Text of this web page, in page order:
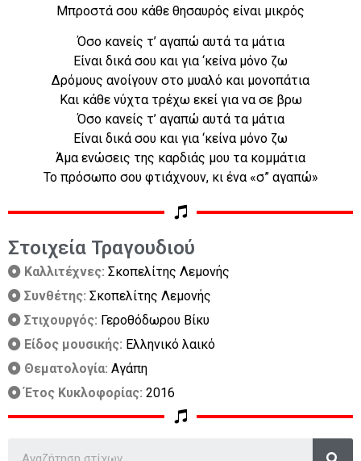
Μπροστά σου κάθε θησαυρός είναι μικρός
Όσο κανείς τ’ αγαπώ αυτά τα μάτια
Είναι δικά σου και για ‘κείνα μόνο ζω
Δρόμους ανοίγουν στο μυαλό και μονοπάτια
Και κάθε νύχτα τρέχω εκεί για να σε βρω
Όσο κανείς τ’ αγαπώ αυτά τα μάτια
Είναι δικά σου και για ‘κείνα μόνο ζω
Άμα ενώσεις της καρδιάς μου τα κομμάτια
Το πρόσωπο σου φτιάχνουν, κι ένα «σ” αγαπώ»
Στοιχεία Τραγουδιού
Καλλιτέχνες: Σκοπελίτης Λεμονής
Συνθέτης: Σκοπελίτης Λεμονής
Στιχουργός: Γεροθόδωρου Βίκυ
Είδος μουσικής: Ελληνικό λαικό
Θεματολογία: Αγάπη
Έτος Κυκλοφορίας: 2016